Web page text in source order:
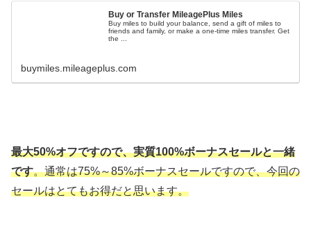
Buy or Transfer MileagePlus Miles
Buy miles to build your balance, send a gift of miles to
friends and family, or make a one-time miles transfer. Get
the ...
buymiles.mileageplus.com
最大50%オフですので、実質100%ボーナスセールと一緒
です。通常は75%～85%ボーナスセールですので、今回の
セールはとてもお得だと思います。